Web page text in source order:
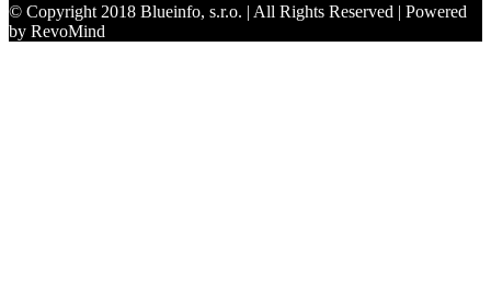
© Copyright 2018 Blueinfo, s.r.o. | All Rights Reserved | Powered
by RevoMind